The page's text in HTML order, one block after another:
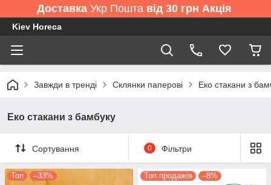
ДоставкаУкр Пошта від 30 грн Акція
Kiev Horeca
Завжди в тренді Склянки паперові Еко стакани з
Еко стакани з бамбуку
Сортування 0 Фільтри
Топ –33% Топ продажів –8%